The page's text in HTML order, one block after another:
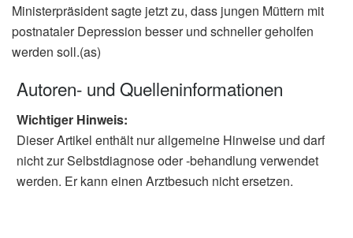
Ministerpräsident sagte jetzt zu, dass jungen Müttern mit
postnataler Depression besser und schneller geholfen
werden soll.(as)
Autoren- und Quelleninformationen
Wichtiger Hinweis:
Dieser Artikel enthält nur allgemeine Hinweise und darf
nicht zur Selbstdiagnose oder -behandlung verwendet
werden. Er kann einen Arztbesuch nicht ersetzen.